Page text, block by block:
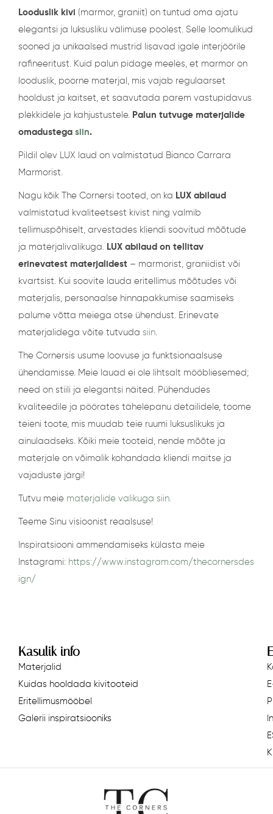
Looduslik kivi (marmor, graniit) on tuntud oma ajatu
elegantsi ja luksusliku välimuse poolest. Selle loomulikud
sooned ja unikaalsed mustrid lisavad igale interjöörile
rafineeritust. Kuid palun pidage meeles, et marmor on
looduslik, poorne materjal, mis vajab regulaarset
hooldust ja kaitset, et saavutada parem vastupidavus
plekkidele ja kahjustustele. Palun tutvuge materjalide
omadustega siin.
Pildil olev LUX laud on valmistatud Bianco Carrara
Marmorist.
Nagu kõik The Cornersi tooted, on ka LUX abilaud
valmistatud kvaliteetsest kivist ning valmib
tellimuspõhiselt, arvestades kliendi soovitud mõõtude
ja materjalivalikuga.
LUX abilaud on tellitav
erinevatest materjalidest – marmorist, graniidist või
kvartsist. Kui soovite lauda eritellimus mõõtudes või
materjalis, personaalse hinnapakkumise saamiseks
palume võtta meiega otse ühendust. Erinevate
materjalidega võite tutvuda siin
The Cornersis usume loovuse ja funktsionaalsuse
ühendamisse. Meie lauad ei ole lihtsalt mööbliesemed;
need on stiili ja elegantsi näited. Pühendudes
kvaliteedile ja pöörates tähelepanu detailidele, toome
teieni toote, mis muudab teie ruumi luksuslikuks ja
ainulaadseks. Kõiki meie tooteid, nende mõõte ja
materjale on võimalik kohandada kliendi maitse ja
vajaduste järgi!
Tutvu meie materjalide valikuga siin.
Teeme Sinu visioonist reaalsuse!
Inspiratsiooni ammendamiseks külasta meie
Instagrami: https://www.instagram.com/thecornersdes
ign/
Kasulik info
Materjalid
Kuidas hooldada kivitooteid
Eritellimusmööbel
Galerii inspiratsiooniks